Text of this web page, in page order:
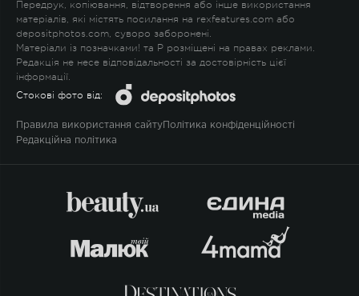
Передрук, копіювання, відтворення або інше використання
матеріалів, які містять посилання на rexfeatures.com або
depositphotos.com, суворо заборонені.
Матеріали із позначками! та P розміщені на правах реклами.
Редакція не несе відповідальності за достовірність цієї
інформації.
Стокові фото від:
Правила використання сайту Політика конфіденційності
Редакційна політика